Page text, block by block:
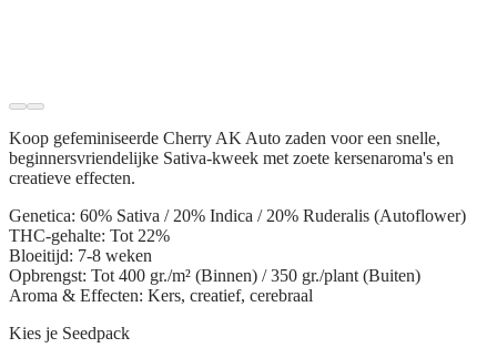
Koop gefeminiseerde Cherry AK Auto zaden voor een snelle,
beginnersvriendelijke Sativa-kweek met zoete kersenaroma's en
creatieve effecten.
Genetica: 60% Sativa / 20% Indica / 20% Ruderalis (Autoflower)
THC-gehalte: Tot 22%
Bloeitijd: 7-8 weken
Opbrengst: Tot 400 gr./m² (Binnen) / 350 gr./plant (Buiten)
Aroma & Effecten: Kers, creatief, cerebraal
Kies je Seedpack